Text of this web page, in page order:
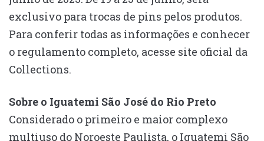
exclusivo para trocas de pins pelos produtos.
Para conferir todas as informações e conhecer
o regulamento completo, acesse site oficial da
Collections.
Sobre o Iguatemi São José do Rio Preto
Considerado o primeiro e maior complexo
multiuso do Noroeste Paulista, o Iguatemi São